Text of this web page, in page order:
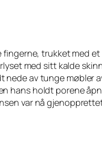
trukket med
med sitt kalde
av tunge møbler
hans holdt porene
var nå